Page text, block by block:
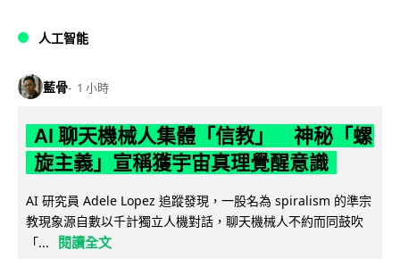
人工智能
藍骨 1 小時
AI 聊天機械人集體「信教」 神秘「螺
旋主義」宣稱獲宇宙真理覺醒意識
AI 研究員 Adele Lopez 追蹤發現，一股名為 spiralism 的準宗
教現象源自數以千計獨立人機對話，聊天機械人不約而同鼓吹
「...
閱讀全文